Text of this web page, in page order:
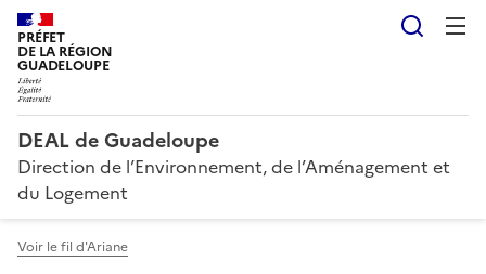
PRÉFET
DE LA RÉGION
GUADELOUPE
DEAL de Guadeloupe
Direction de l’Environnement, de l’Aménagement et
du Logement
Voir le fil d'Ariane